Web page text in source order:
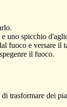
uno spicchio
fuoco e versare il
il fuoco.
trasformare dei